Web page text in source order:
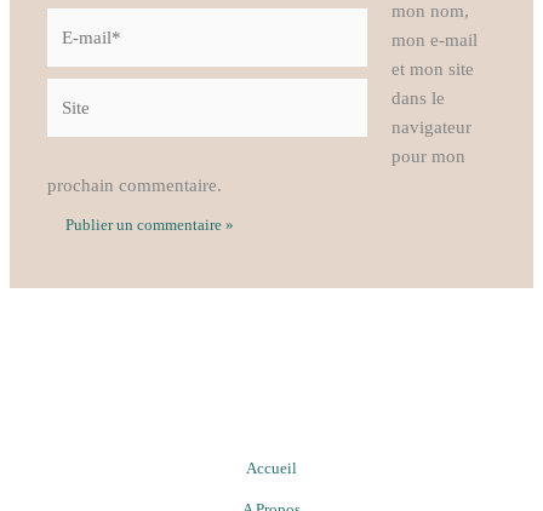
mon nom,
mon e-mail
et mon site
dans le
navigateur
pour mon
prochain commentaire.
Accueil